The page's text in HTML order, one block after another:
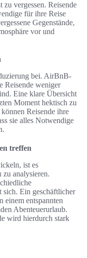
vergessen. Reisende
für ihre Reise
Gegenstände,
vor und
bei. AirBnB-
Reisende weniger
Eine klare Übersicht
Moment hektisch zu
Reisende ihre
sie alles Notwendige
treffen
ist es
zu analysieren.
sich. Ein geschäftlicher
einem entspannten
Abenteuerurlaub.
wird hierdurch stark